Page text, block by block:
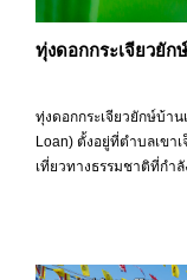
ทุ่งดอกกระเจียวยัก
ทุ่งดอกกระเจียวยักษ์บ้าน
Loan) ตั้งอยู่ที่ตำบลเขา
เที่ยวทางธรรมชาติที่กำ
เมื่อดอกกระเจียวสีชมพู